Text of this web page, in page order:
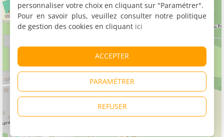
personnaliser votre choix en cliquant sur "Paramétrer".
Pour en savoir plus, veuillez consulter notre politique
de gestion des cookies en cliquant ici
ACCEPTER
PARAMÉTRER
REFUSER